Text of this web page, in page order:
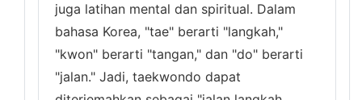
juga latihan mental dan spiritual. Dalam
bahasa Korea, "tae" berarti "langkah,"
"kwon" berarti "tangan," dan "do" berarti
"jalan." Jadi, taekwondo dapat